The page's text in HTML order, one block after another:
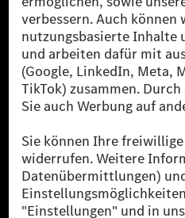
[2] Renewable Charging ist ein
Public in Europa, den USA, Kanada
Ladestation noch kein Strom aus
verwendet Renewable Charging
sicher, dass für Ladevorgänge über
Strommenge aus erneuerbaren
Sie stammen ausschließlich aus
als sechs Jahre sind.
* Inkl. EKOenergy Ökolabel
* Die angegebenen Werte wurden
Messverfahren WLTP (Worldwide
Procedure) ermittelt. Die
den europäischen Markt. Der
eines Pkw sind nicht nur von der
bzw. des Energieträgers durch den
anderen nichttechnischen Faktoren